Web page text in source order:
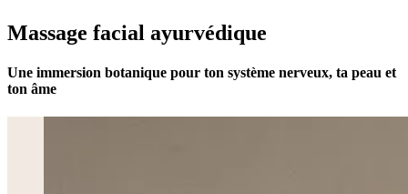
Massage facial ayurvédique
Une immersion botanique pour ton système nerveux, ta peau et
ton âme